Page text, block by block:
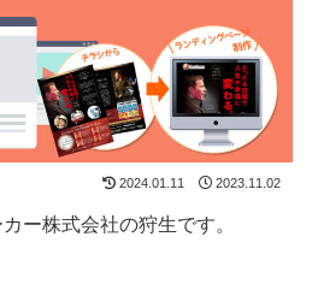
2024.01.11 2023.11.02
ー株式会社の狩生です。